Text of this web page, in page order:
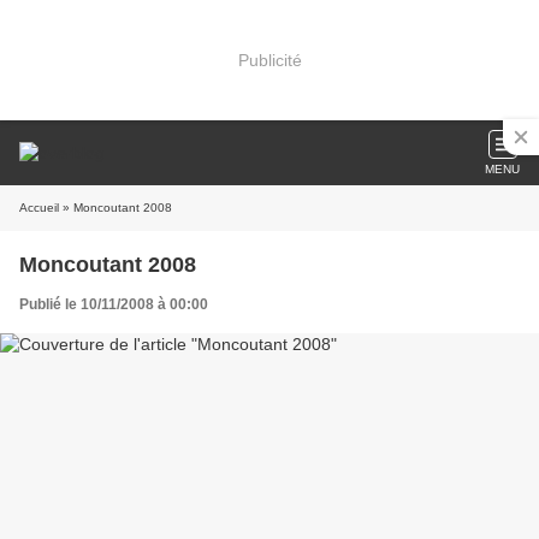
Publicité
MENU
Accueil » Moncoutant 2008
Moncoutant 2008
Publié le 10/11/2008 à 00:00